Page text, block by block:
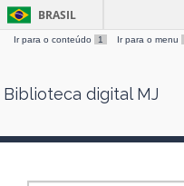
Skip
BRASIL
Ir para o conteúdo 1 Ir para o menu
Biblioteca digital MJ